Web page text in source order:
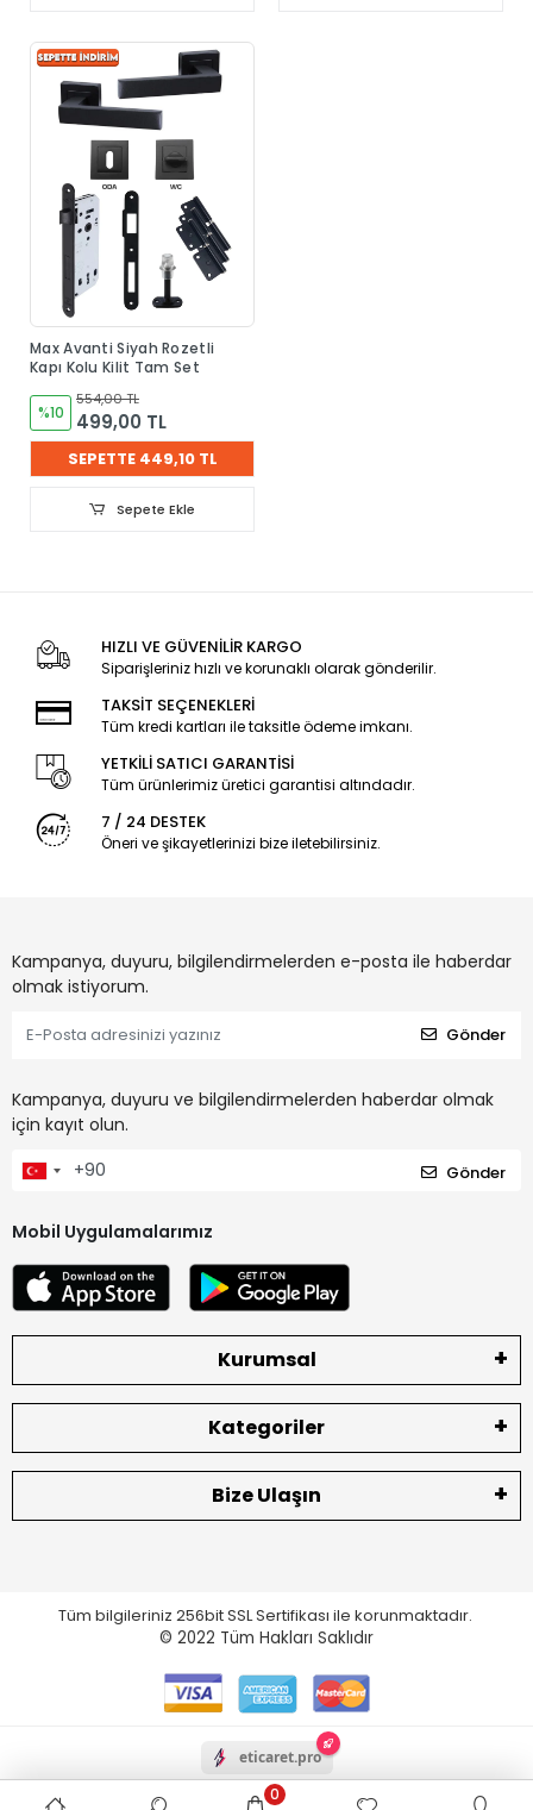
Max Avanti Siyah Rozetli
Kapı Kolu Kilit Tam Set
%10
554,00 TL
499,00 TL
SEPETTE 449,10 TL
Sepete Ekle
HIZLI VE GÜVENİLİR KARGO
Siparişleriniz hızlı ve korunaklı olarak gönderilir.
TAKSİT SEÇENEKLERİ
Tüm kredi kartları ile taksitle ödeme imkanı.
YETKİLİ SATICI GARANTİSİ
Tüm ürünlerimiz üretici garantisi altındadır.
7 / 24 DESTEK
Öneri ve şikayetlerinizi bize iletebilirsiniz.
Kampanya, duyuru, bilgilendirmelerden e-posta ile haberdar
olmak istiyorum.
Gönder
Kampanya, duyuru ve bilgilendirmelerden haberdar olmak
için kayıt olun.
Gönder
Mobil Uygulamalarımız
Kurumsal
Kategoriler
Bize Ulaşın
Tüm bilgileriniz 256bit SSL Sertifikası ile korunmaktadır.
© 2022 Tüm Hakları Saklıdır
0
eticaret.pro